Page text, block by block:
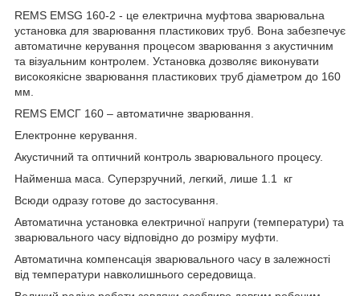
REMS EMSG 160-2 - це електрична муфтова зварювальна
установка для зварювання пластикових труб. Вона забезпечує
автоматичне керування процесом зварювання з акустичним
та візуальним контролем. Установка дозволяє виконувати
високоякісне зварювання пластикових труб діаметром до 160
мм.
REMS ЕМСГ 160 – автоматичне зварювання.
Електронне керування.
Акустичний та оптичний контроль зварювального процесу.
Найменша маса. Суперзручний, легкий, лише 1.1 кг
Всюди одразу готове до застосування.
Автоматична установка електричної напруги (температури) та
зварювального часу відповідно до розміру муфти.
Автоматична компенсація зварювального часу в залежності
від температури навколишнього середовища.